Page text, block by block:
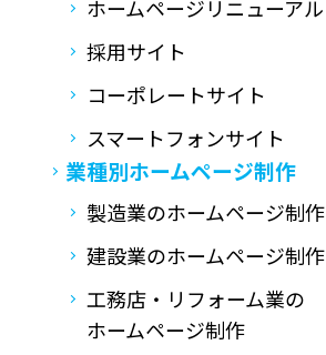
ホームページリニューアル
採用サイト
コーポレートサイト
スマートフォンサイト
業種別ホームページ制作
製造業のホームページ制作
建設業のホームページ制作
工務店・リフォーム業の
ホームページ制作